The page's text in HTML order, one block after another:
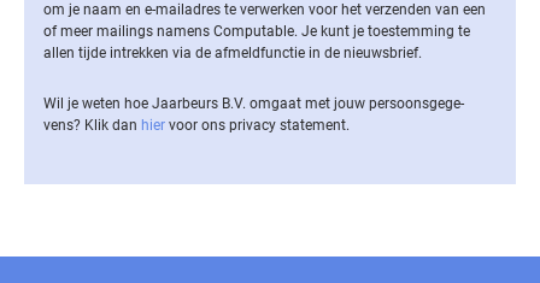
om je naam en e-mailadres te verwerken voor het verzenden van een
of meer mailings namens Computable. Je kunt je toestemming te
allen tijde intrekken via de af­meld­func­tie in de nieuwsbrief.
Wil je weten hoe Jaarbeurs B.V. omgaat met jouw per­soons­ge­ge­
vens? Klik dan hier voor ons privacy statement.